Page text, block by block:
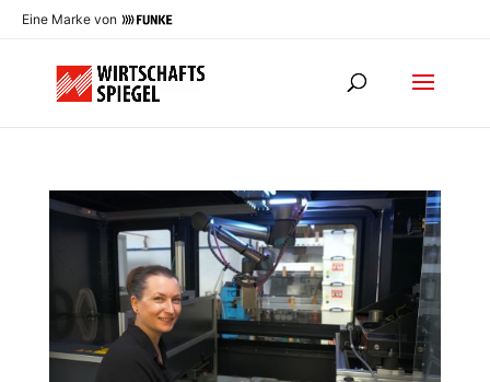
Eine Marke von